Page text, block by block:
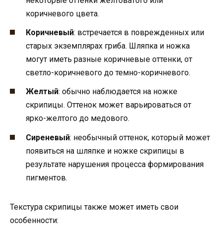
коричневого цвета.
Коричневый: встречается в поврежденных или
старых экземплярах гриба. Шляпка и ножка
могут иметь разные коричневые оттенки, от
светло-коричневого до темно-коричневого.
Желтый: обычно наблюдается на ножке
скрипицы. Оттенок может варьироваться от
ярко-желтого до медового.
Сиреневый: необычный оттенок, который может
появиться на шляпке и ножке скрипицы в
результате нарушения процесса формирования
пигментов.
Текстура скрипицы также может иметь свои
особенности: